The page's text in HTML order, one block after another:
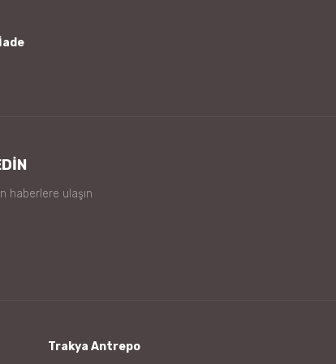
haberlere ulaşın
Trakya Antrepo